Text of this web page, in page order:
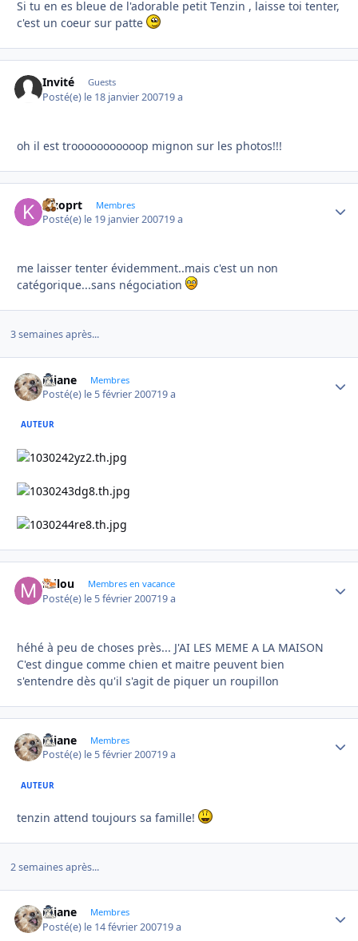
Si tu en es bleue de l'adorable petit Tenzin , laisse toi tenter,
c'est un coeur sur patte
Invité Guests
Posté(e) le 18 janvier 200719 a
oh il est trooooooooooop mignon sur les photos!!!
kizoprt Membres
Posté(e) le 19 janvier 200719 a
me laisser tenter évidemment..mais c'est un non
catégorique...sans négociation
3 semaines après...
réjane Membres
Posté(e) le 5 février 200719 a
AUTEUR
milou Membres en vacance
Posté(e) le 5 février 200719 a
héhé à peu de choses près... J'AI LES MEME A LA MAISON
C'est dingue comme chien et maitre peuvent bien
s'entendre dès qu'il s'agit de piquer un roupillon
réjane Membres
Posté(e) le 5 février 200719 a
AUTEUR
tenzin attend toujours sa famille!
2 semaines après...
réjane Membres
Posté(e) le 14 février 200719 a